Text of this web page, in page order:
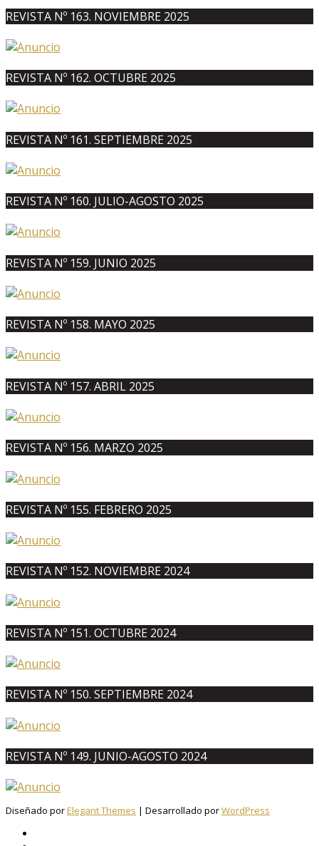
REVISTA Nº 163. NOVIEMBRE 2025
REVISTA Nº 162. OCTUBRE 2025
REVISTA Nº 161. SEPTIEMBRE 2025
REVISTA Nº 160. JULIO-AGOSTO 2025
REVISTA Nº 159. JUNIO 2025
REVISTA Nº 158. MAYO 2025
REVISTA Nº 157. ABRIL 2025
REVISTA Nº 156. MARZO 2025
REVISTA Nº 155. FEBRERO 2025
REVISTA Nº 152. NOVIEMBRE 2024
REVISTA Nº 151. OCTUBRE 2024
REVISTA Nº 150. SEPTIEMBRE 2024
REVISTA Nº 149. JUNIO-AGOSTO 2024
Diseñado porElegant Themes | Desarrollado porWordPress